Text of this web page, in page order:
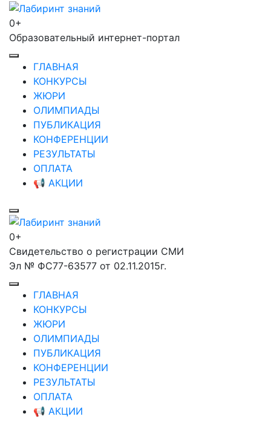
Перейти
содержимому
Enter)
Лабиринт знаний
0+
Образовательный интернет-портал
ГЛАВНАЯ
КОНКУРСЫ
ЖЮРИ
ОЛИМПИАДЫ
ПУБЛИКАЦИЯ
КОНФЕРЕНЦИИ
РЕЗУЛЬТАТЫ
ОПЛАТА
📢 АКЦИИ
Лабиринт знаний
0+
Свидетельство о регистрации СМИ
Эл № ФС77-63577 от 02.11.2015г.
ГЛАВНАЯ
КОНКУРСЫ
ЖЮРИ
ОЛИМПИАДЫ
ПУБЛИКАЦИЯ
КОНФЕРЕНЦИИ
РЕЗУЛЬТАТЫ
ОПЛАТА
📢 АКЦИИ